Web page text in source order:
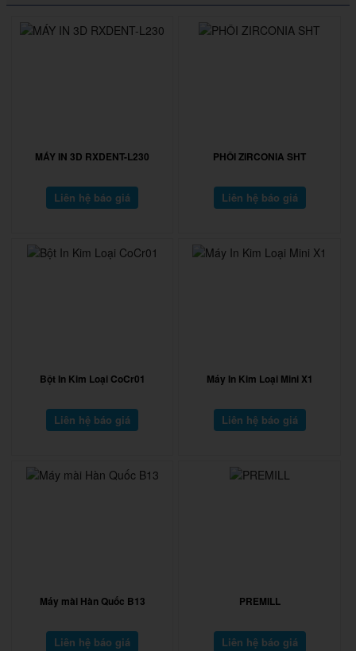
MÁY IN 3D RXDENT-L230
Liên hệ báo giá
PHÔI ZIRCONIA SHT
Liên hệ báo giá
Bột In Kim Loại CoCr01
Liên hệ báo giá
Máy In Kim Loại Mini X1
Liên hệ báo giá
Máy mài Hàn Quốc B13
Liên hệ báo giá
PREMILL
Liên hệ báo giá